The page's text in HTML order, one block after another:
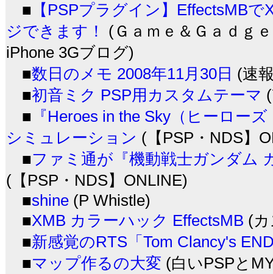
■ 【PSPプラグイン】EffectsMB
ジできます！
(Ｇａｍｅ＆Ｇａｄｇ
iPhone 3Gブログ)
■数日のメモ 2008年11月30日 (速
■初音ミク PSP用カスタムテーマ
■ 『Heroes in the Sky（ヒーロー
シミュレーション (【PSP・NDS】
■ファミ通が『機動戦士ガンダム
(【PSP・NDS】ONLINE)
■shine (P Whistle)
■XMB カラーハック EffectsMB (
■新感覚のRTS「Tom Clancy's
■マップ作るの大変 (白いPSPと